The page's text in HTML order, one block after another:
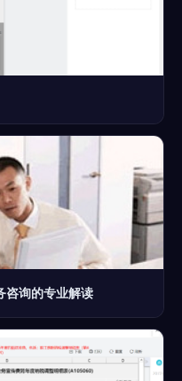
咨询的专业解读